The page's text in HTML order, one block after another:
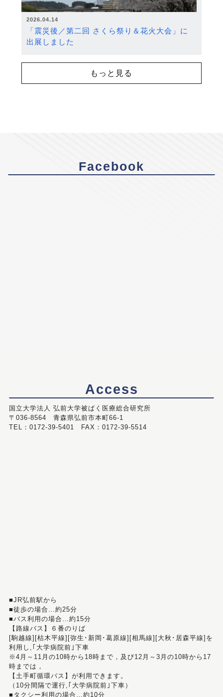
2026.04.14
「震災後／第二回 さくら祭り＆花火大会」に
出展しました
もっと見る
Facebook
Access
国立大学法人 弘前大学被ばく医療総合研究所
〒036-8564 青森県弘前市本町66-1
TEL：0172-39-5401 FAX：0172-39-5514
■JR弘前駅から
■徒歩の場合…約25分
■バス利用の場合…約15分
【路線バス】６番のりば
[駒越線][枯木平線][弥生･新岡･葛原線][相馬線][大秋･居森平線]を
利用し,｢大学病院前｣下車
※4月～11月の10時から18時まで，及び12月～3月の10時から17
時までは，
【土手町循環バス】が利用できます。
（10分間隔で運行,｢大学病院前｣下車）
■タクシー利用の場合…約10分